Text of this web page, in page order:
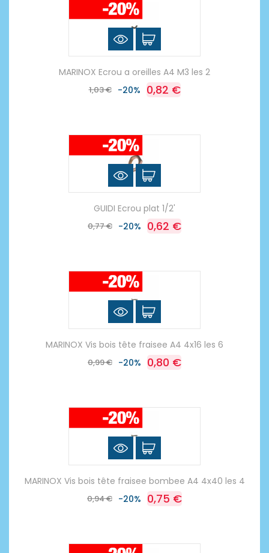
MARINOX Ecrou a oreilles A4 M3 les 2
1,03 € -20% 0,82 €
GUIDI Ecrou plat 1/2'
0,77 € -20% 0,62 €
MARINOX Vis bois tête fraisee A4 4x16 les 6
0,99 € -20% 0,80 €
MARINOX Vis bois tête fraisee bombee A4 4x40 les 4
0,94 € -20% 0,75 €